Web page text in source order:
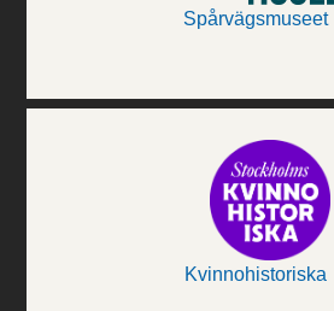
Spårvägsmuseet
Kvinnohistoriska